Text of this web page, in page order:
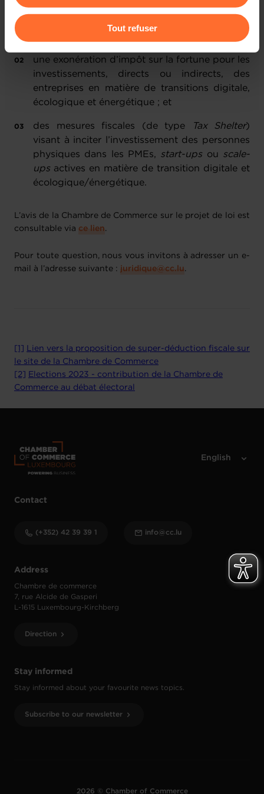
Pour de plus amples informations sur la manière dont
nous utilisons lescookies et sommes amenés à traiter
vos données personnelles, vous pouvez consulter notre
Charte d’usage des cookieset notrePolitique de
protection des données personnelles
Tout refuser
des mesures fiscales visant à soutenir l’activité
des entreprises en matière de recherche et
une exonération d’impôt sur la fortune pour les
investissements, directs ou indirects, des
entreprises en matière de transitions digitale,
écologique et énergétique ; et
des mesures fiscales (de type Tax Shelter)
visant à inciter l’investissement des personnes
physiques dans les PMEs, start-upsou scale-
upsactives en matière de transition digitale et
écologique/énergétique.
L’avis de la Chambre de Commerce sur le projet de loi est
consultable via ce lien.
Pour toute question, nous vous invitons à adresser un e-
mail à l’adresse suivante : juridique@cc.lu.
Lien vers la proposition de super-déduction fiscale sur
le site de la Chambre de Commerce
[2]
Elections 2023 - contribution de la Chambre de
Commerce au débat électoral
Stay informed
Stay informed about your favourite news topics.
Subscribe to our newsletter
Address
Chambre de commerce
7, rue Alcide de Gasperi
L-1615 Luxembourg-Kirchberg
Direction
Contact
(+352) 42 39 39 1 info@cc.lu
2026 © Chamber of Commerce